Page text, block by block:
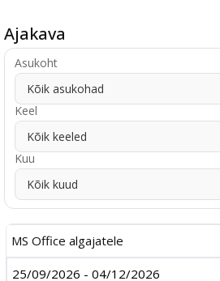
Ajakava
Asukoht
Keel
Kuu
MS Office algajatele
25/09/2026 - 04/12/2026